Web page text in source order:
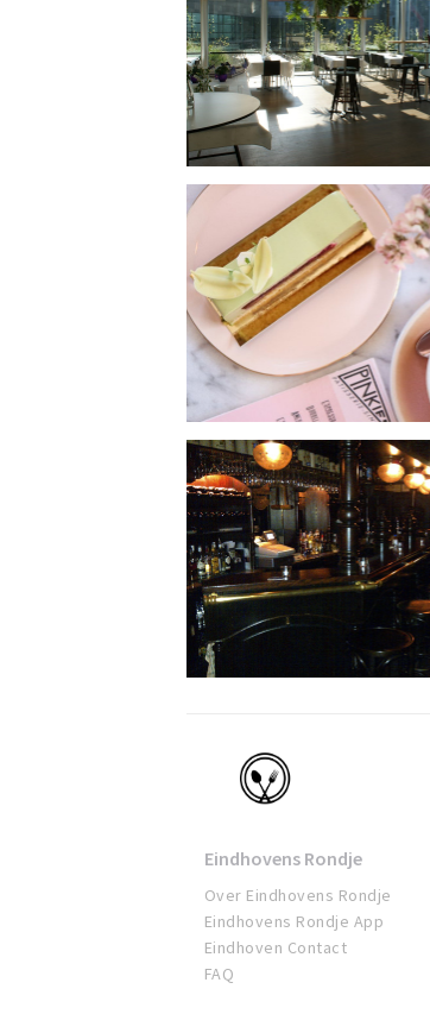
Eindhoven
Eindhovens Rondje
Over Eindhovens Rondje
Eindhovens Rondje App
Eindhoven Contact
FAQ